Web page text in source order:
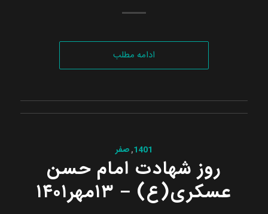
ادامه مطلب
1401
,صفر
روز شهادت امام حسن
عسکری‌(ع) – ۱۳مهر۱۴۰۱